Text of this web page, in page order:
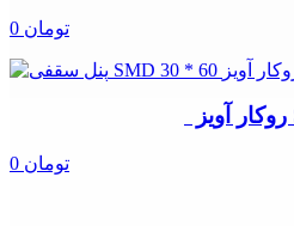
0 تومان
0 تومان